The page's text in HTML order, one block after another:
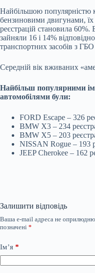
Найбільшою популярністю
бензиновими двигунами, їх
реєстрацій становила 60%.
зайняли 16 і 14%
транспортних засобів з
Середній вік вживаних
Найбільш популярними
автомобілями були:
FORD Escape – 326
BMW X3 – 234
BMW X5 – 203
NISSAN Rogue – 193
JEEP Cherokee – 162
Залишити відповідь
Ваша e-mail адреса не
позначені *
Ім’я *